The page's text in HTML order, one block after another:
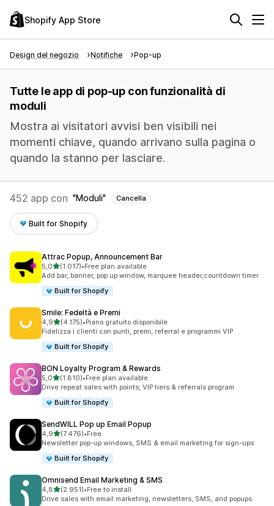
Shopify App Store
Design del negozio Notifiche Pop-up
Tutte le app di pop-up con funzionalità di
moduli
Mostra ai visitatori avvisi ben visibili nei
momenti chiave, quando arrivano sulla pagina o
quando la stanno per lasciare.
452 app con Moduli Cancella
Built for Shopify
Attrac Popup, Announcement Bar
5,0stelle su 5
(1.017)
1017 recensioni totali
•Free plan available
Add bar, banner, pop up window, marquee header,countdown timer
Built for Shopify
Smile: Fedeltà e Premi
4,9stelle su 5
(4.175)
4175 recensioni totali
•Piano gratuito disponibile
Fidelizza i clienti con punti, premi, referral e programmi VIP
Built for Shopify
BON Loyalty Program & Rewards
5,0stelle su 5
(1.810)
1810 recensioni totali
•Free plan available
Drive repeat sales with points, VIP tiers & referrals program
Built for Shopify
SendWILL Pop up Email Popup
4,9stelle su 5
(7.476)
7476 recensioni totali
•Free
Newsletter pop-up windows, SMS & email marketing for sign-ups
Built for Shopify
Omnisend Email Marketing & SMS
4,8stelle su 5
(2.951)
2951 recensioni totali
•Free to install
Drive sales with email marketing, newsletters, SMS, and popups